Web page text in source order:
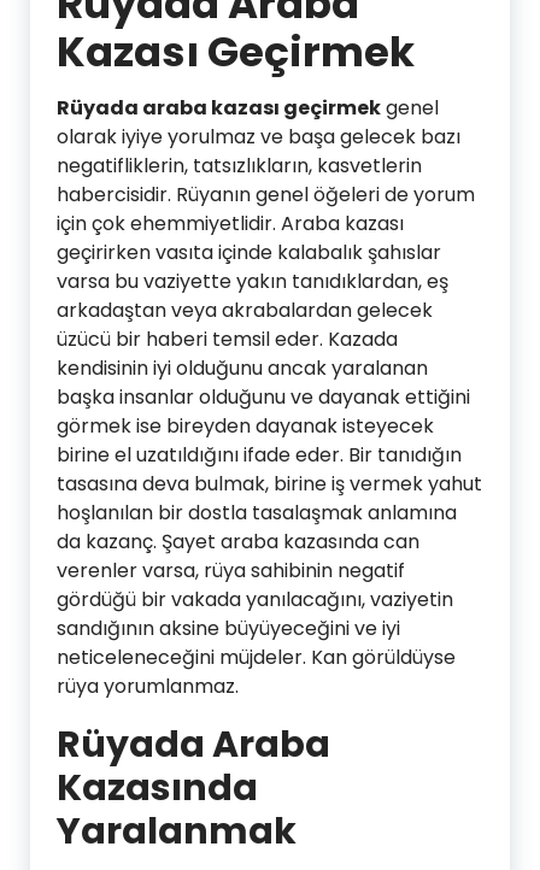
Kazası Geçirmek
Rüyada araba kazası geçirmekgenel
olarak iyiye yorulmaz ve başa gelecek bazı
negatifliklerin, tatsızlıkların, kasvetlerin
habercisidir. Rüyanın genel öğeleri de yorum
için çok ehemmiyetlidir. Araba kazası
geçirirken vasıta içinde kalabalık şahıslar
varsa bu vaziyette yakın tanıdıklardan, eş
arkadaştan veya akrabalardan gelecek
üzücü bir haberi temsil eder. Kazada
kendisinin iyi olduğunu ancak yaralanan
başka insanlar olduğunu ve dayanak ettiğini
görmek ise bireyden dayanak isteyecek
birine el uzatıldığını ifade eder. Bir tanıdığın
tasasına deva bulmak, birine iş vermek yahut
hoşlanılan bir dostla tasalaşmak anlamına
da kazanç. Şayet araba kazasında can
verenler varsa, rüya sahibinin negatif
gördüğü bir vakada yanılacağını, vaziyetin
sandığının aksine büyüyeceğini ve iyi
neticeleneceğini müjdeler. Kan görüldüyse
rüya yorumlanmaz.
Rüyada Araba
Kazasında
Yaralanmak